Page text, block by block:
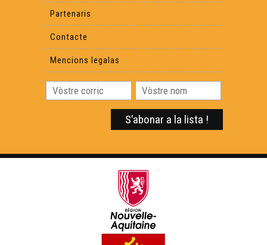
Partenaris
Contacte
Mencions legalas